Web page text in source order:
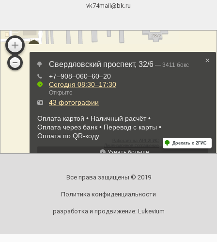
vk74mail@bk.ru
Все права защищены © 2019
Политика конфиденциальности
разработка и продвижение: Lukevium